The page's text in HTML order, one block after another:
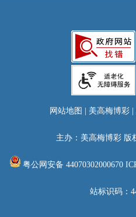
网站地图 美高梅博彩
主办：美高梅博彩 版
粤公网安备 44070302000670
站标识码：